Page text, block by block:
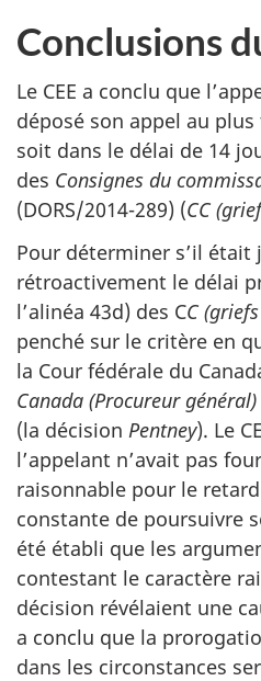
Conclusions
Le CEE a conclu que
déposé son appel au
soit dans le délai de 14
des Consignes du
(DORS/2014-289) (CC
Pour déterminer s’il
rétroactivement le délai
l’alinéa 43d) des CC
penché sur le critère en
la Cour fédérale du
Canada (Procureur
(la décision Pentney). Le
l’appelant n’avait pas
raisonnable pour le
constante de poursuivre
été établi que les
contestant le caractère
décision révélaient une
a conclu que la
dans les circonstances